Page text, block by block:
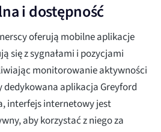
i dostępność
oferują mobilne aplikacje
się z sygnałami i pozycjami
monitorowanie aktywności
dedykowana aplikacja Greyford
interfejs internetowy jest
aby korzystać z niego za